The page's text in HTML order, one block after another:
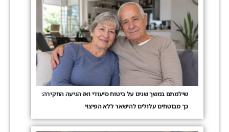
שילמתם במשך שנים על ביטוח סיעודי ואז הגיעה החקירה:
כך מבוטחים עלולים להישאר ללא הפיצוי